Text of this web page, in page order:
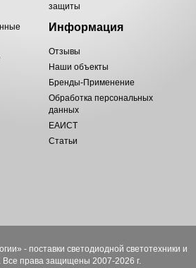
защиты
Информация
Отзывы
Наши объекты
Бренды-Применение
Обработка персональных
данных
ЕАИСТ
Статьи
- поставки светодиодной светотехники и
Все права защищены 2007-2026 г.